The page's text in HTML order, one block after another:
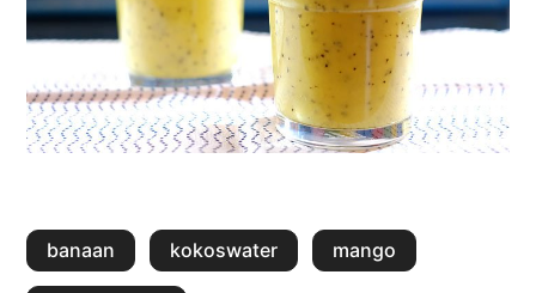
banaan kokoswater mango